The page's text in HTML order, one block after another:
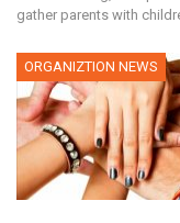
gather parents with
ORGANIZTION NEWS